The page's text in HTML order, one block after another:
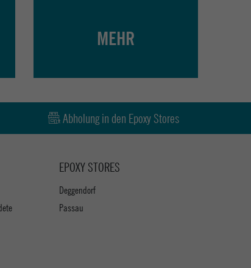
MEHR
Abholung in den Epoxy Stores
EPOXY STORES
Deggendorf
Passau